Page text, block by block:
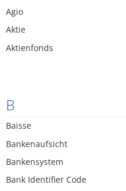
Agio
Aktie
Aktienfonds
B
Baisse
Bankenaufsicht
Bankensystem
Bank Identifier Code